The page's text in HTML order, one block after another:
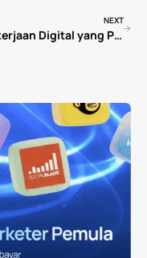
NEXT
10 Pekerjaan Digital yang Paling Dibutuhkan di 2026 (Lengkap + Gaji & Cara Mulai)